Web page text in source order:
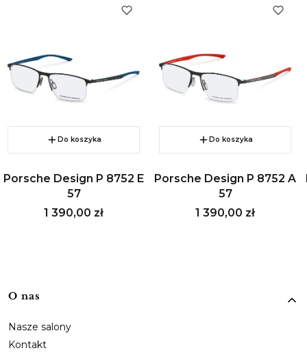
Do koszyka
Porsche Design P 8752 E
57
Cena
1 390,00 zł
Do koszyka
Porsche Design P 8752 A
57
Cena
1 390,00 zł
Linki w stopce
O nas
Nasze salony
Kontakt